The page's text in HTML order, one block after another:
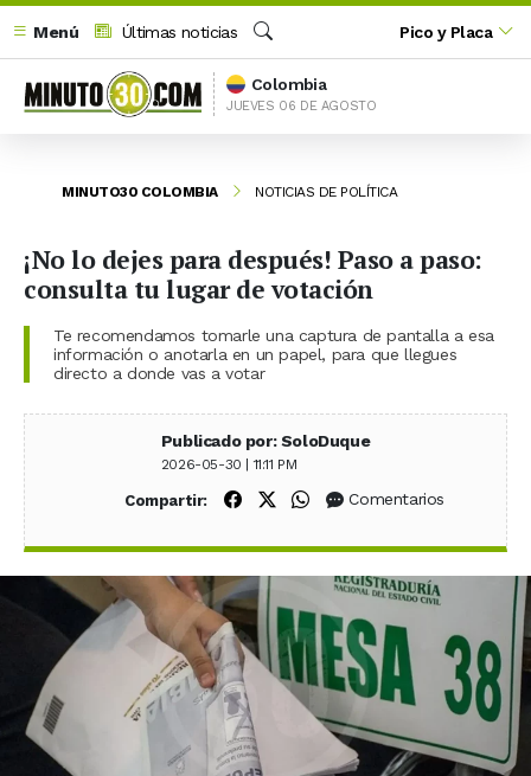
Menú
Últimas noticias
Buscar
Pico y Placa
Colombia
JUEVES 06 DE AGOSTO
MINUTO30 COLOMBIA NOTICIAS DE POLÍTICA
¡No lo dejes para después! Paso a paso:
consulta tu lugar de votación
Te recomendamos tomarle una captura de pantalla a esa
información o anotarla en un papel, para que llegues
directo a donde vas a votar
Publicado por: SoloDuque
2026-05-30 | 11:11 PM
Compartir: Compartir en Facebook
Compartir en X (Twitter)
Compartir en WhatsApp
Comentarios